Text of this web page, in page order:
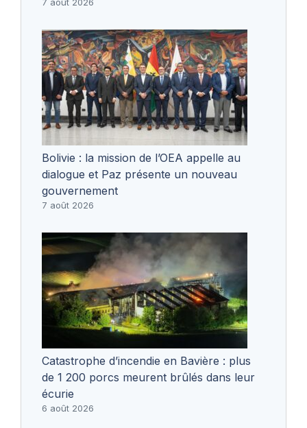
Bolivie : la mission de l’OEA appelle au
dialogue et Paz présente un nouveau
gouvernement
7 août 2026
Catastrophe d’incendie en Bavière : plus
de 1 200 porcs meurent brûlés dans leur
écurie
6 août 2026